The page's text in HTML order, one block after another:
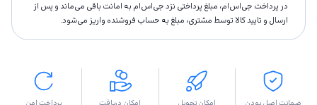
در پرداخت جی‌اس‌ام، مبلغ پرداختى نزد جی‌اس‌ام به امانت باقى مى‌ماند و پس از
ارسال و تاييد كالا توسط مشتری، مبلغ به حساب فروشنده واريز مى‌شود.